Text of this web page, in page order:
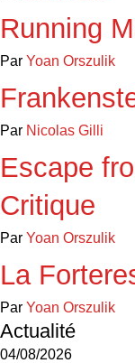
Running
Par Yoan Orszulik
Par Nicolas Gilli
Escape
Critique
Par Yoan Orszulik
La
Par Yoan Orszulik
Actualité
04/08/2026